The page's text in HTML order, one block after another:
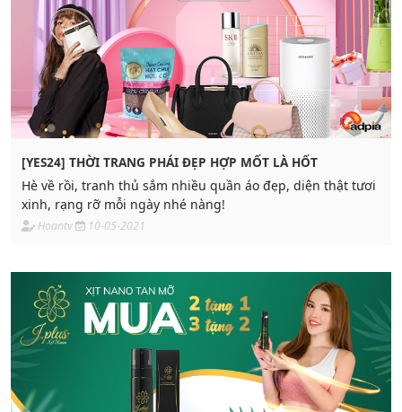
[YES24] THỜI TRANG PHÁI ĐẸP HỢP MỐT LÀ HỐT
Hè về rồi, tranh thủ sắm nhiều quần áo đẹp, diện thật tươi
xinh, rạng rỡ mỗi ngày nhé nàng!
Hoantv 10-05-2021